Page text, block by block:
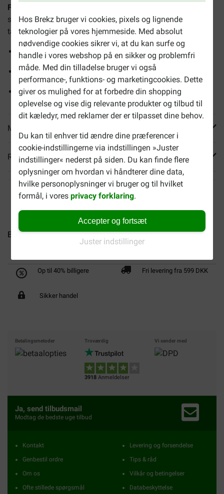
Hos Brekz bruger vi cookies, pixels og lignende
teknologier på vores hjemmeside. Med absolut
nødvendige cookies sikrer vi, at du kan surfe og
handle i vores webshop på en sikker og problemfri
måde. Med din tilladelse bruger vi også
performance-, funktions- og marketingcookies. Dette
giver os mulighed for at forbedre din shopping
oplevelse og vise dig relevante produkter og tilbud til
dit kæledyr, med reklamer der er tilpasset dine behov.
Du kan til enhver tid ændre dine præferencer i
cookie-indstillingerne via indstillingen »Juster
indstillinger« nederst på siden. Du kan finde flere
oplysninger om hvordan vi håndterer dine data,
hvilke personoplysninger vi bruger og til hvilket
formål, i voresprivacy forklaring.
Accepter og fortsæt
Juster indstillinger
Fingertandbørste til hunde
sætte rundt om din finger for derefter at rense din hunds
tænder.
Hjælper med at forebygge tandproblemer
Præcis og smertefri
Leveres i par (1 tandbørste + 1 massagebørste)
Mere info
Reviews
Brekz Dental hundesnack... Brekz Dental hundesnack...
Op til 40% billigere Fri levering fra 599 DKK
Sikker handel
Betalingsmetoder Troværdig
3918 Anmeldelser
Vi sender med
Ja, send tilbudsmail
Modtag de bedste uge tilbud
Kontakt
Genbestil ordre
Om os
Ofte stillede spørgsmål
Levering og forsendelse
Tips & råd
Vilkår og betingelser
Databeskyttelse